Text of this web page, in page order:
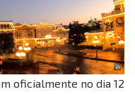
oficialmente no dia 12